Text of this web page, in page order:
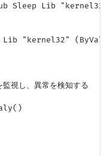
Sleep Lib
"kernel32" (ByVal
視し、異常を検知する